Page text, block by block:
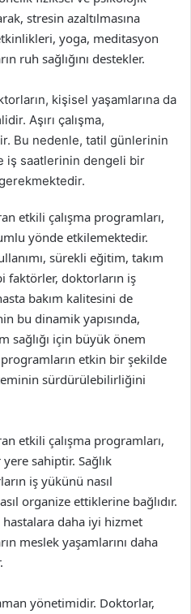
stresin azaltılmasına
yoga, meditasyon
ruh sağlığını destekler.
kişisel yaşamlarına da
Aşırı çalışma,
Bu nedenle, tatil günlerinin
iş saatlerinin dengeli bir
etkili çalışma programları,
yönde etkilemektedir.
sürekli eğitim, takım
faktörler, doktorların iş
bakım kalitesini de
bu dinamik yapısında,
sağlığı için büyük önem
programların etkin bir şekilde
sürdürülebilirliğini
etkili çalışma programları,
sahiptir. Sağlık
iş yükünü nasıl
organize ettiklerine bağlıdır.
daha iyi hizmet
meslek yaşamlarını daha
yönetimidir. Doktorlar,